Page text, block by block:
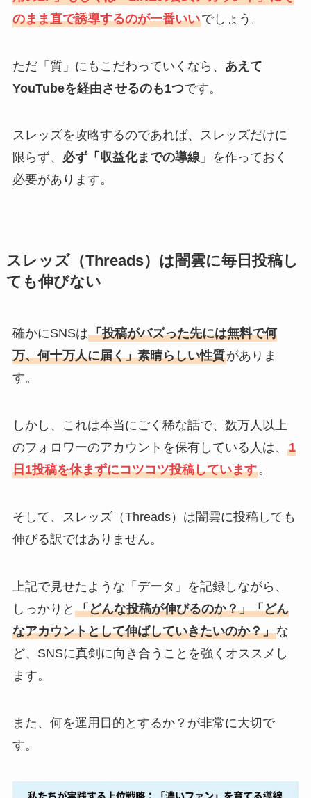
のまま直で誘導するのが一番いいでしょう。
ただ「質」にもこだわっていくなら、 あえて
YouTubeを経由させるのも1つです。
スレッズを攻略するのであれば、スレッズだけに
限らず、 必ず「収益化までの導線」を作っておく
必要があります。
スレッズ（Threads）は闇雲に毎日投稿し
ても伸びない
確かにSNSは「投稿がバズった先には無料で何
万、何十万人に届く」素晴らしい性質がありま
す。
しかし、これは本当にごく稀な話で、数万人以上
のフォロワーのアカウントを保有している人は、 1
日1投稿を休まずにコツコツ投稿しています。
そして、スレッズ（Threads）は闇雲に投稿しても
伸びる訳ではありません。
上記で見せたような「データ」を記録しながら、
しっかりと 「どんな投稿が伸びるのか？」「どん
なアカウントとして伸ばしていきたいのか？」な
ど、SNSに真剣に向き合うことを強くオススメし
ます。
また、何を運用目的とするか？が非常に大切で
す。